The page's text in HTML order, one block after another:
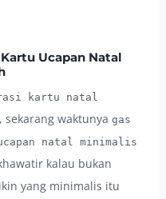
Ucapan Natal
kartu natal
waktunya gas
natal minimalis
kalau bukan
yang minimalis itu